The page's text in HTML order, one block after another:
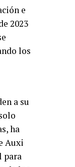
e
2023
los
a su
ha
Auxi
para